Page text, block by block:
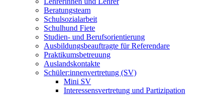
Beratungsteam
Schulsozialarbeit
Schulhund Fiete
Studien- und Berufsorientierung
Ausbildungsbeauftragte für Referendare
Praktikumsbetreuung
Auslandskontakte
Schüler:innenvertretung (SV)
Mini SV
Interessensvertretung und Partizipation